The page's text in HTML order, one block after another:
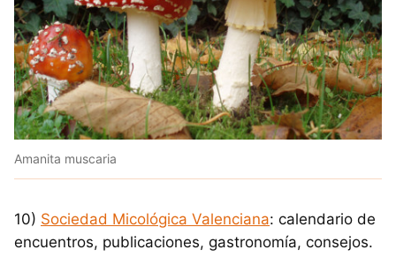
Amanita muscaria
10) Sociedad Micológica Valenciana: calendario de
encuentros, publicaciones, gastronomía, consejos.